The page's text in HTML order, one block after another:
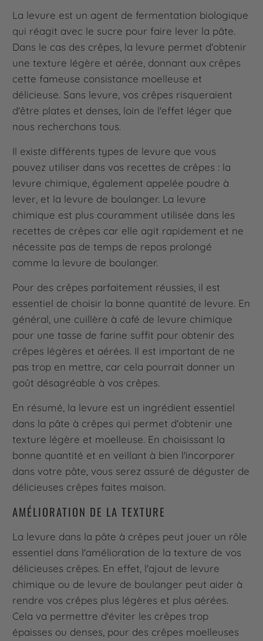
La levure est un agent de fermentation biologique
qui réagit avec le sucre pour faire lever la pâte.
Dans le cas des crêpes, la levure permet d'obtenir
une texture légère et aérée, donnant aux crêpes
cette fameuse consistance moelleuse et
délicieuse. Sans levure, vos crêpes risqueraient
d'être plates et denses, loin de l'effet léger que
nous recherchons tous.
Il existe différents types de levure que vous
pouvez utiliser dans vos recettes de crêpes : la
levure chimique, également appelée poudre à
lever, et la levure de boulanger. La levure
chimique est plus couramment utilisée dans les
recettes de crêpes car elle agit rapidement et ne
nécessite pas de temps de repos prolongé
comme la levure de boulanger.
Pour des crêpes parfaitement réussies, il est
essentiel de choisir la bonne quantité de levure. En
général, une cuillère à café de levure chimique
pour une tasse de farine suffit pour obtenir des
crêpes légères et aérées. Il est important de ne
pas trop en mettre, car cela pourrait donner un
goût désagréable à vos crêpes.
En résumé, la levure est un ingrédient essentiel
dans la pâte à crêpes qui permet d'obtenir une
texture légère et moelleuse. En choisissant la
bonne quantité et en veillant à bien l'incorporer
dans votre pâte, vous serez assuré de déguster de
délicieuses crêpes faites maison.
AMÉLIORATION DE LA TEXTURE
La levure dans la pâte à crêpes peut jouer un rôle
essentiel dans l'amélioration de la texture de vos
délicieuses crêpes. En effet, l'ajout de levure
chimique ou de levure de boulanger peut aider à
rendre vos crêpes plus légères et plus aérées.
Cela va permettre d'éviter les crêpes trop
épaisses ou denses, pour des crêpes moelleuses